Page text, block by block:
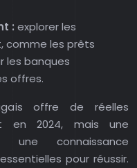
: explorer les
comme les prêts
les banques
offres.
offre de réelles
en 2024, mais une
connaissance
pour réussir.